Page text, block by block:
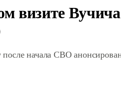
визите
начала СВО